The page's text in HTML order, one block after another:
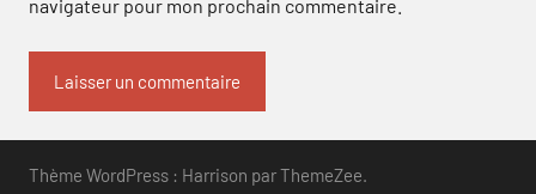
navigateur pour mon prochain commentaire.
Thème WordPress : Harrison par ThemeZee.